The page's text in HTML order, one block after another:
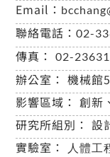
Email：
聯絡電話：02-
傳真：02-
辦公室：機械館
影響區域：創新
研究所組別：設
實驗室：
人體工